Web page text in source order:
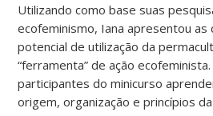
Utilizando como base suas
ecofeminismo, Iana apresentou as
potencial de utilização da
“ferramenta” de ação
participantes do minicurso
origem, organização e princípios